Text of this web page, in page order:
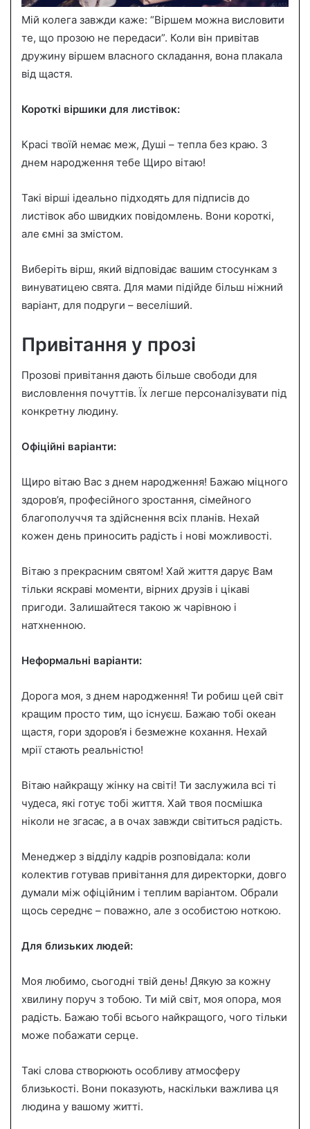
Мій колега завжди каже: “Віршем можна висловити
те, що прозою не передаси”. Коли він привітав
дружину віршем власного складання, вона плакала
від щастя.
Короткі віршики для листівок:
Красі твоїй немає меж, Душі – тепла без краю. З
днем народження тебе Щиро вітаю!
Такі вірші ідеально підходять для підписів до
листівок або швидких повідомлень. Вони короткі,
але ємні за змістом.
Виберіть вірш, який відповідає вашим стосункам з
винуватицею свята. Для мами підійде більш ніжний
варіант, для подруги – веселіший.
Привітання у прозі
Прозові привітання дають більше свободи для
висловлення почуттів. Їх легше персоналізувати під
конкретну людину.
Офіційні варіанти:
Щиро вітаю Вас з днем народження! Бажаю міцного
здоров’я, професійного зростання, сімейного
благополуччя та здійснення всіх планів. Нехай
кожен день приносить радість і нові можливості.
Вітаю з прекрасним святом! Хай життя дарує Вам
тільки яскраві моменти, вірних друзів і цікаві
пригоди. Залишайтеся такою ж чарівною і
натхненною.
Неформальні варіанти:
Дорога моя, з днем народження! Ти робиш цей світ
кращим просто тим, що існуєш. Бажаю тобі океан
щастя, гори здоров’я і безмежне кохання. Нехай
мрії стають реальністю!
Вітаю найкращу жінку на світі! Ти заслужила всі ті
чудеса, які готує тобі життя. Хай твоя посмішка
ніколи не згасає, а в очах завжди світиться радість.
Менеджер з відділу кадрів розповідала: коли
колектив готував привітання для директорки, довго
думали між офіційним і теплим варіантом. Обрали
щось середнє – поважно, але з особистою ноткою.
Для близьких людей:
Моя любимо, сьогодні твій день! Дякую за кожну
хвилину поруч з тобою. Ти мій світ, моя опора, моя
радість. Бажаю тобі всього найкращого, чого тільки
може побажати серце.
Такі слова створюють особливу атмосферу
близькості. Вони показують, наскільки важлива ця
людина у вашому житті.